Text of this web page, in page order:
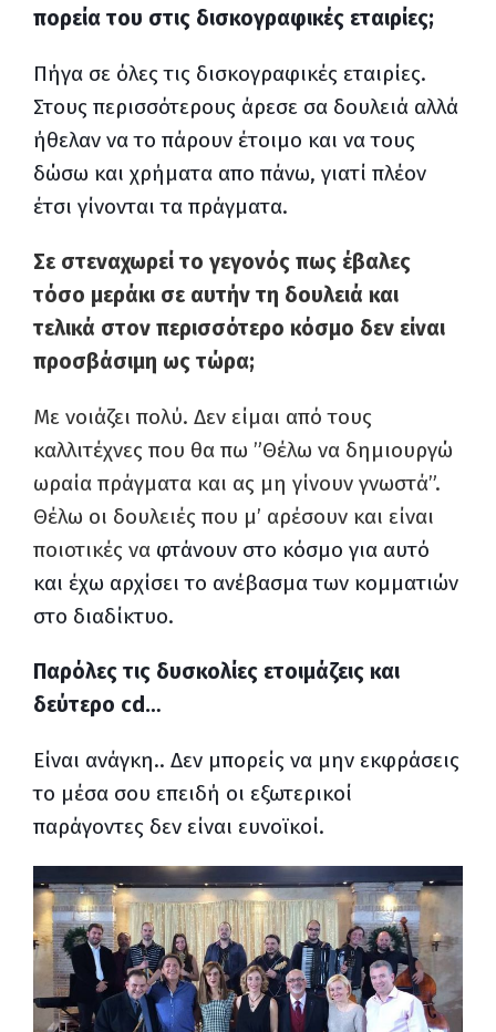
πορεία του στις δισκογραφικές εταιρίες;
Πήγα σε όλες τις δισκογραφικές εταιρίες.
Στους περισσότερους άρεσε σα δουλειά αλλά
ήθελαν να το πάρουν έτοιμο και να τους
δώσω και χρήματα απο πάνω, γιατί πλέον
έτσι γίνονται τα πράγματα.
Σε στεναχωρεί το γεγονός πως έβαλες
τόσο μεράκι σε αυτήν τη δουλειά και
τελικά στον περισσότερο κόσμο δεν είναι
προσβάσιμη ως τώρα;
Με νοιάζει πολύ. Δεν είμαι από τους
καλλιτέχνες που θα πω ”Θέλω να δημιουργώ
ωραία πράγματα και ας μη γίνουν γνωστά”.
Θέλω οι δουλειές που μ’ αρέσουν και είναι
ποιοτικές να φτάνουν στο κόσμο για αυτό
και έχω αρχίσει το ανέβασμα των κομματιών
στο διαδίκτυο.
Παρόλες τις δυσκολίες ετοιμάζεις και
δεύτερο cd…
Είναι ανάγκη.. Δεν μπορείς να μην εκφράσεις
το μέσα σου επειδή οι εξωτερικοί
παράγοντες δεν είναι ευνοϊκοί.